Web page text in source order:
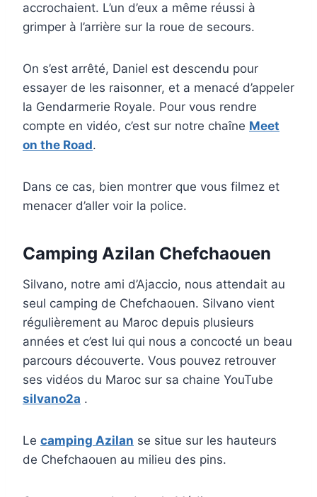
accrochaient. L’un d’eux a même réussi à
grimper à l’arrière sur la roue de secours.
On s’est arrêté, Daniel est descendu pour
essayer de les raisonner, et a menacé d’appeler
la Gendarmerie Royale. Pour vous rendre
compte en vidéo, c’est sur notre chaîne Meet
on the Road.
Dans ce cas, bien montrer que vous filmez et
menacer d’aller voir la police.
Camping Azilan Chefchaouen
Silvano, notre ami d’Ajaccio, nous attendait au
seul camping de Chefchaouen. Silvano vient
régulièrement au Maroc depuis plusieurs
années et c’est lui qui nous a concocté un beau
parcours découverte. Vous pouvez retrouver
ses vidéos du Maroc sur sa chaine YouTube
silvano2a .
Le camping Azilan se situe sur les hauteurs
de Chefchaouen au milieu des pins.